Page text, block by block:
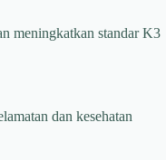
meningkatkan standar K3
dan kesehatan